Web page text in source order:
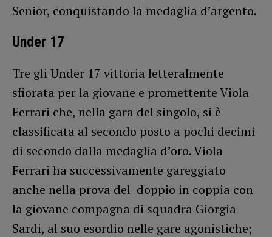
Senior, conquistando la medaglia d’argento.
Under 17
Tre gli Under 17 vittoria letteralmente
sfiorata per la giovane e promettente Viola
Ferrari che, nella gara del singolo, si è
classificata al secondo posto a pochi decimi
di secondo dalla medaglia d’oro. Viola
Ferrari ha successivamente gareggiato
anche nella prova del doppio in coppia con
la giovane compagna di squadra Giorgia
Sardi, al suo esordio nelle gare agonistiche;